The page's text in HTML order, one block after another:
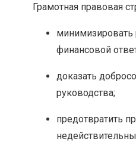
Грамотная правовая
минимизировать
финансовой
доказать
руководства;
предотвратить